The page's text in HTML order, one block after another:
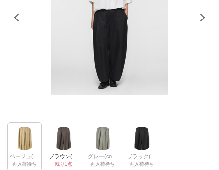
再入荷待ち 残り1点 再入荷待ち 再入荷待ち